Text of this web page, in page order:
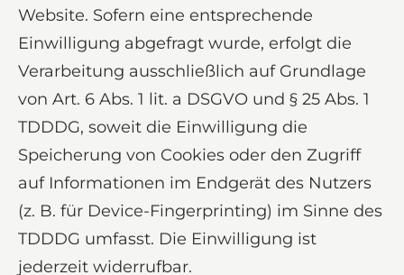
Website. Sofern eine entsprechende
Einwilligung abgefragt wurde, erfolgt die
Verarbeitung ausschließlich auf Grundlage
von Art. 6 Abs. 1 lit. a DSGVO und § 25 Abs. 1
TDDDG, soweit die Einwilligung die
Speicherung von Cookies oder den Zugriff
auf Informationen im Endgerät des Nutzers
(z. B. für Device-Fingerprinting) im Sinne des
TDDDG umfasst. Die Einwilligung ist
jederzeit widerrufbar.